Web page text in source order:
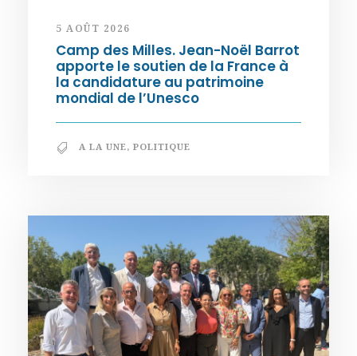
5 AOÛT 2026
Camp des Milles. Jean-Noël Barrot
apporte le soutien de la France à
la candidature au patrimoine
mondial de l’Unesco
A LA UNE, POLITIQUE